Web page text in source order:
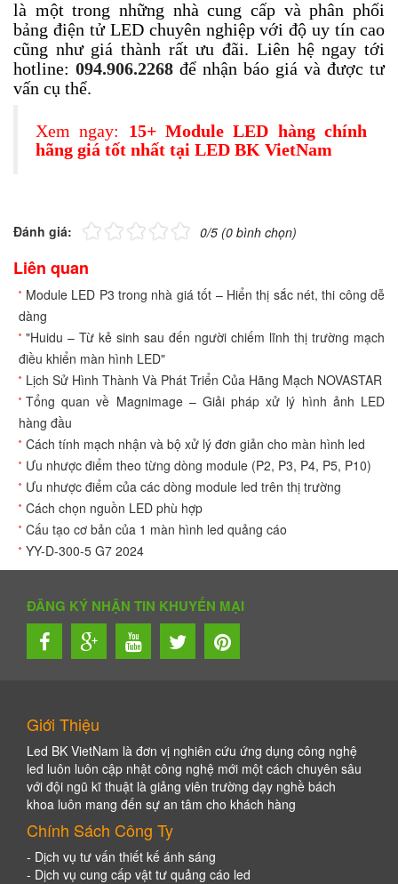
là một trong những nhà cung cấp và phân phối
bảng điện tử LED chuyên nghiệp với độ uy tín cao
cũng như giá thành rất ưu đãi. Liên hệ ngay tới
hotline: 094.906.2268 để nhận báo giá và được tư
vấn cụ thể.
Xem ngay: 15+ Module LED hàng chính
hãng giá tốt nhất tại LED BK VietNam
Đánh giá: 0/5 (0 bình chọn)
Liên quan
Module LED P3 trong nhà giá tốt – Hiển thị sắc nét, thi công dễ
dàng
"Huidu – Từ kẻ sinh sau đến người chiếm lĩnh thị trường mạch
điều khiển màn hình LED"
Lịch Sử Hình Thành Và Phát Triển Của Hãng Mạch NOVASTAR
Tổng quan về Magnimage – Giải pháp xử lý hình ảnh LED
hàng đầu
Cách tính mạch nhận và bộ xử lý đơn giản cho màn hình led
Ưu nhược điểm theo từng dòng module (P2, P3, P4, P5, P10)
Ưu nhược điểm của các dòng module led trên thị trường
Cách chọn nguồn LED phù hợp
Cấu tạo cơ bản của 1 màn hình led quảng cáo
YY-D-300-5 G7 2024
ĐĂNG KÝ NHẬN TIN KHUYẾN MẠI
Giới Thiệu
Led BK VietNam là đơn vị nghiên cứu ứng dụng công nghệ
led luôn luôn cập nhật công nghệ mới một cách chuyên sâu
với đội ngũ kĩ thuật là giảng viên trường dạy nghề bách
khoa luôn mang đến sự an tâm cho khách hàng
Chính Sách Công Ty
- Dịch vụ tư vấn thiết kế ánh sáng
- Dịch vụ cung cấp vật tư quảng cáo led